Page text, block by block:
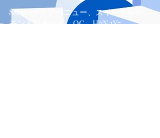
8815パークアベニュー、スイート100
モントリオール、QC、H2N 1Y7